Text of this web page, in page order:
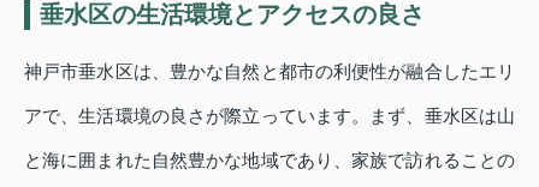
垂水区の生活環境とアクセスの良さ
神戸市垂水区は、豊かな自然と都市の利便性が融合したエリ
アで、生活環境の良さが際立っています。まず、垂水区は山
と海に囲まれた自然豊かな地域であり、家族で訪れることの